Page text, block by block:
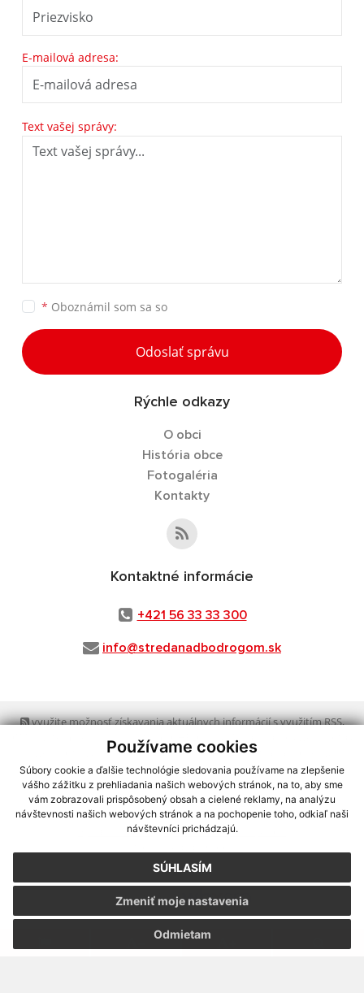
Používame cookies
Súbory cookie a ďalšie technológie sledovania používame na zlepšenie
vášho zážitku z prehliadania našich webových stránok, na to, aby sme
vám zobrazovali prispôsobený obsah a cielené reklamy, na analýzu
návštevnosti našich webových stránok a na pochopenie toho, odkiaľ naši
návštevníci prichádzajú.
SÚHLASÍM
Odmietam
Zmeniť moje nastavenia
E-mailová adresa:
Text vašej správy:
* Oboznámil som sa so
Odoslať správu
Rýchle odkazy
O obci
História obce
Fotogaléria
Kontakty
Kontaktné informácie
+421 56 33 33 300
info@stredanadbodrogom.sk
využite možnosť získavania aktuálnych informácií s využitím RSS,
CMS systém (redakčný) systém ECHELON 2, Mapa stránok
webex.digital, s.r.o.,domény,registrácia domény
spoločnosť webex.digital, s.r.o.,technický prevádzkovateľ
Posledná aktualizácia:30.07.2026
Vytlačiť stránku|Vyhlásenie o prístupnosti
webdesign